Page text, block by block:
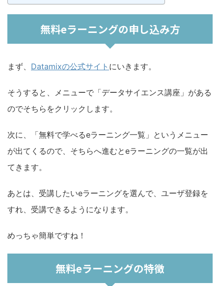
無料eラーニングの申し込み方
まず、 Datamixの公式サイト にいきます。
そうすると、メニューで「データサイエンス講座」がある
のでそちらをクリックします。
次に、「無料で学べるeラーニング一覧」というメニュー
が出てくるので、そちらへ進むとeラーニングの一覧が出
てきます。
あとは、受講したいeラーニングを選んで、ユーザ登録を
すれ、受講できるようになります。
めっちゃ簡単ですね！
無料eラーニングの特徴